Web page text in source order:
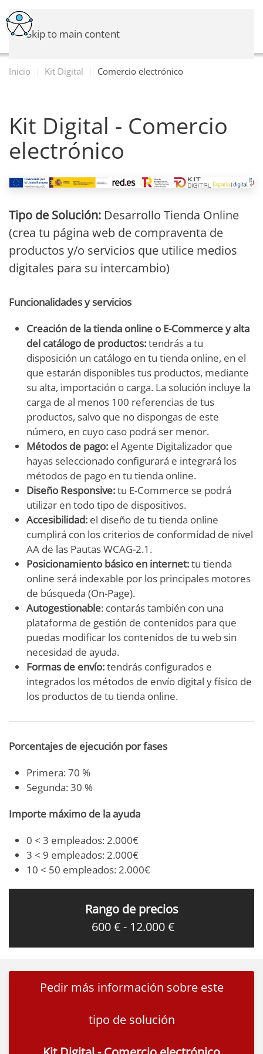
Skip to main content
Inicio Kit Digital Comercio electrónico
Kit Digital - Comercio
electrónico
Tipo de Solución: Desarrollo Tienda Online
(crea tu página web de compraventa de
productos y/o servicios que utilice medios
digitales para su intercambio)
Funcionalidades y servicios
Creación de la tienda online o E-Commerce y alta
del catálogo de productos:tendrás a tu
disposición un catálogo en tu tienda online, en el
que estarán disponibles tus productos, mediante
su alta, importación o carga. La solución incluye la
carga de al menos 100 referencias de tus
productos, salvo que no dispongas de este
número, en cuyo caso podrá ser menor.
Métodos de pago: el Agente Digitalizador que
hayas seleccionado configurará e integrará los
métodos de pago en tu tienda online.
Diseño Responsive:tu E-Commerce se podrá
utilizar en todo tipo de dispositivos.
Accesibilidad: el diseño de tu tienda online
cumplirá con los criterios de conformidad de nivel
AA de las Pautas WCAG-2.1.
Posicionamiento básico en internet:tu tienda
online será indexable por los principales motores
de búsqueda (On-Page).
Autogestionable: contarás también con una
plataforma de gestión de contenidos para que
puedas modificar los contenidos de tu web sin
necesidad de ayuda.
Formas de envío:tendrás configurados e
integrados los métodos de envío digital y físico de
los productos de tu tienda online.
Porcentajes de ejecución por fases
Primera: 70 %
Segunda: 30 %
Importe máximo de la ayuda
0 < 3 empleados: 2.000€
3 < 9 empleados: 2.000€
10 < 50 empleados: 2.000€
Rango de precios
600 € - 12.000 €
Pedir más información sobre este
tipo de solución